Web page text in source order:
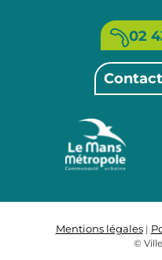
02
Mentions légales|
©